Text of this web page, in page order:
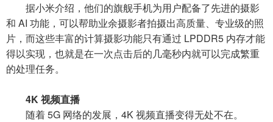
据小米介绍，他们的旗舰手机为用户配备了先进的摄影
和 AI 功能，可以帮助业余摄影者拍摄出高质量、专业级的照
片，而这些丰富的计算摄影功能只有通过 LPDDR5 内存才能
得以实现，也就是在一次点击后的几毫秒内就可以完成繁重
的处理任务。
4K 视频直播
随着 5G 网络的发展，4K 视频直播变得无处不在。